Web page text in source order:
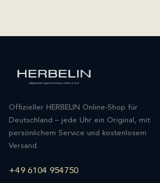
Offizieller HERBELIN Online-Shop für
Deutschland – jede Uhr ein Original, mit
persönlichem Service und kostenlosem
Versand.
+49 6104 954750